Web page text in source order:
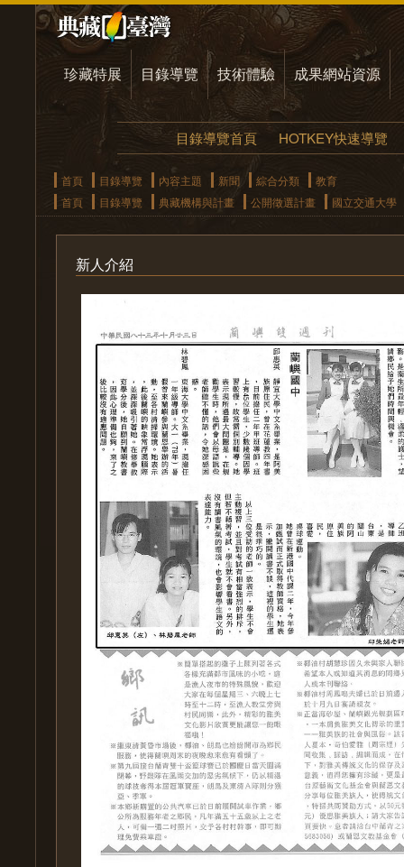
珍藏特展 目錄導覽 技術體驗 成果網站資源
目錄導覽首頁 HOTKEY快速導覽
首頁 目錄導覽 內容主題 新聞 綜合分類
教育
首頁
目錄導覽 典藏機構與計畫 公開徵選計畫 國立交通大學
新人介紹